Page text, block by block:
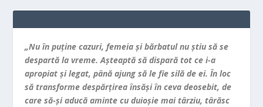
„Nu în puţine cazuri, femeia şi bărbatul nu ştiu să se
despartă la vreme. Aşteaptă să dispară tot ce i-a
apropiat şi legat, până ajung să le fie silă de ei. În loc
să transforme despărţirea însăşi în ceva deosebit, de
care să-şi aducă aminte cu duioşie mai târziu, târăsc